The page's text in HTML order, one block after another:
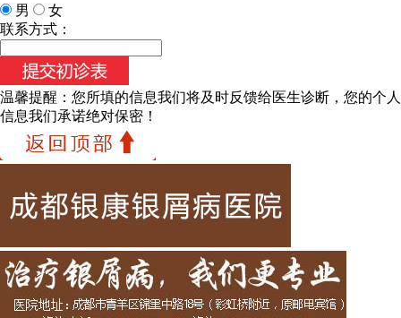
男
女
联系方式：
温馨提醒： 您所填的信息我们将及时反馈给医生诊断，您的个人
信息我们承诺绝对保密！